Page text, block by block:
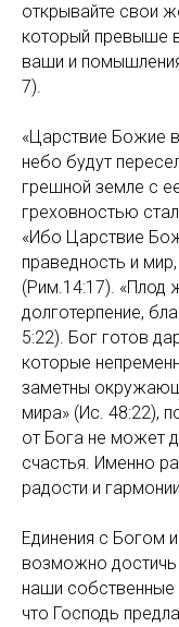
открывайте свои
который превыше
ваши и
7).
«Царствие Божие
небо будут
грешной земле с
греховностью
«Ибо Царствие
праведность и
(Рим.14:17). «Плод
долготерпение,
5:22). Бог готов
которые
заметны
мира» (Ис. 48:22),
от Бога не может
счастья. Именно
радости и
Единения с Богом
возможно
наши собственные
что Господь